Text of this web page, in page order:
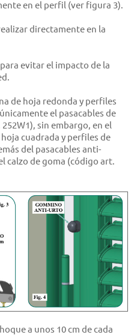
en el perfil (ver figura 3).
directamente en la
evitar el impacto de la
de hoja redonda y perfiles
el pasacables de
sin embargo, en el
cuadrada y perfiles de
del pasacables anti-
calzo de goma (código art.
a unos 10 cm de cada